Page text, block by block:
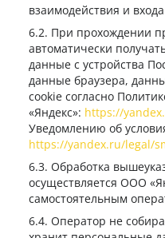
взаимодействия и
При прохождении
автоматически
данные с устройства
данные браузера,
cookie согласно
«Яндекс»: https://
Уведомлению об
https://yandex.ru/legal/
Обработка
осуществляется ООО
самостоятельным
Оператор не